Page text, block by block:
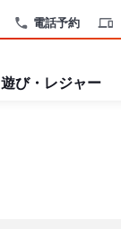
電話予約
遊び・レジャー